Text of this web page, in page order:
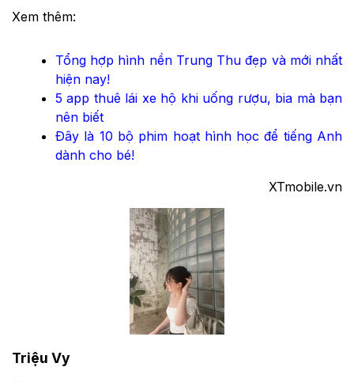
Xem thêm:
Tổng hợp hình nền Trung Thu đẹp và mới nhất
hiện nay!
5 app thuê lái xe hộ khi uống rượu, bia mà bạn
nên biết
Đây là 10 bộ phim hoạt hình học để tiếng Anh
dành cho bé!
XTmobile.vn
Triệu Vy